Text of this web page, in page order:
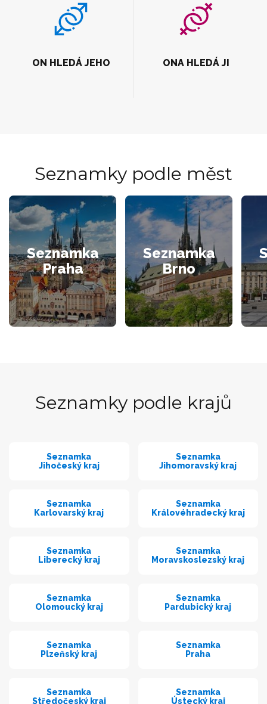
ON HLEDÁ JEHO ONA HLEDÁ JI
Seznamky podle měst
Seznamka
Praha
Seznamka
Brno
Seznamky podle krajů
Seznamka
Jihočeský kraj
Seznamka
Jihomoravský kraj
Seznamka
Karlovarský kraj
Seznamka
Královéhradecký kraj
Seznamka
Liberecký kraj
Seznamka
Moravskoslezský kraj
Seznamka
Olomoucký kraj
Seznamka
Pardubický kraj
Seznamka
Plzeňský kraj
Seznamka
Praha
Seznamka
Středočeský kraj
Seznamka
Ústecký kraj